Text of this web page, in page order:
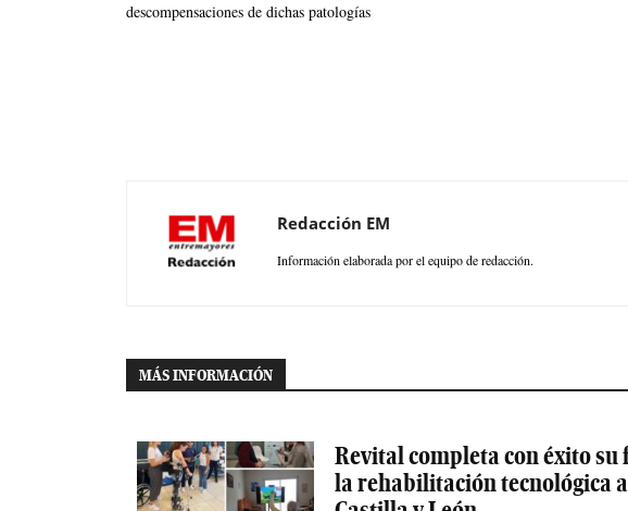
descompensaciones de dichas patologías
Redacción EM
Información elaborada por el equipo de redacción.
MÁS INFORMACIÓN
Revital completa con éxito su
la rehabilitación tecnológica